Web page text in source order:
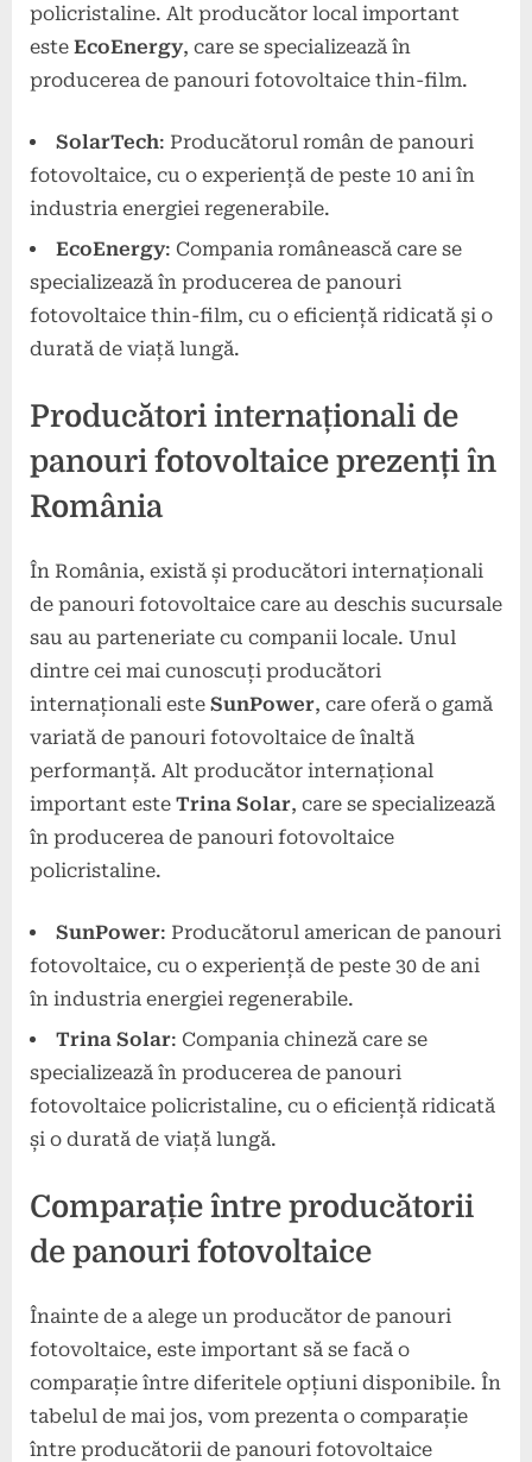
policristaline. Alt producător local important
este EcoEnergy, care se specializează în
producerea de panouri fotovoltaice thin-film.
SolarTech: Producătorul român de panouri
fotovoltaice, cu o experiență de peste 10 ani în
industria energiei regenerabile.
EcoEnergy: Compania românească care se
specializează în producerea de panouri
fotovoltaice thin-film, cu o eficiență ridicată și o
durată de viață lungă.
Producători internaționali de
panouri fotovoltaice prezenți în
România
În România, există și producători internaționali
de panouri fotovoltaice care au deschis sucursale
sau au parteneriate cu companii locale. Unul
dintre cei mai cunoscuți producători
internaționali este SunPower, care oferă o gamă
variată de panouri fotovoltaice de înaltă
performanță. Alt producător internațional
important este Trina Solar, care se specializează
în producerea de panouri fotovoltaice
policristaline.
SunPower: Producătorul american de panouri
fotovoltaice, cu o experiență de peste 30 de ani
în industria energiei regenerabile.
Trina Solar: Compania chineză care se
specializează în producerea de panouri
fotovoltaice policristaline, cu o eficiență ridicată
și o durată de viață lungă.
Comparație între producătorii
de panouri fotovoltaice
Înainte de a alege un producător de panouri
fotovoltaice, este important să se facă o
comparație între diferitele opțiuni disponibile. În
tabelul de mai jos, vom prezenta o comparație
între producătorii de panouri fotovoltaice